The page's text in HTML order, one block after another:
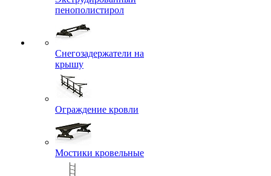
пенополистирол
Снегозадержатели на
крышу
Ограждение кровли
Мостики кровельные